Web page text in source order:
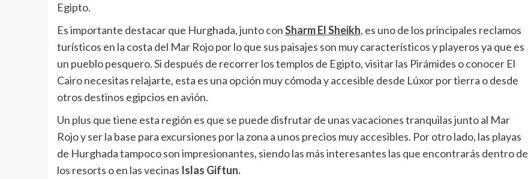
Egipto.
Es importante destacar que Hurghada, junto conSharm El Sheikh, es uno de los principales reclamos
turísticos en la costa del Mar Rojo por lo que sus paisajes son muy característicos y playeros ya que es
un pueblo pesquero. Si después de recorrer los templos de Egipto, visitar las Pirámides o conocer El
Cairo necesitas relajarte, esta es una opción muy cómoda y accesible desde Lúxor por tierra o desde
otros destinos egipcios en avión.
Un plus que tiene esta región es que se puede disfrutar de unas vacaciones tranquilas junto al Mar
Rojo y ser la base para excursiones por la zona a unos precios muy accesibles. Por otro lado, las playas
de Hurghada tampoco son impresionantes, siendo las más interesantes las que encontrarás dentro de
los resorts o en las vecinas Islas Giftun.